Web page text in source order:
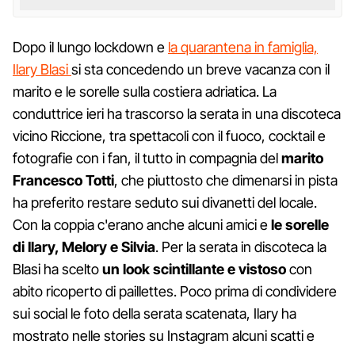
Dopo il lungo lockdown e la quarantena in famiglia,
Ilary Blasisi sta concedendo un breve vacanza con il
marito e le sorelle sulla costiera adriatica. La
conduttrice ieri ha trascorso la serata in una discoteca
vicino Riccione, tra spettacoli con il fuoco, cocktail e
fotografie con i fan, il tutto in compagnia delmarito
Francesco Totti, che piuttosto che dimenarsi in pista
ha preferito restare seduto sui divanetti del locale.
Con la coppia c'erano anche alcuni amici ele sorelle
di Ilary, Melory e Silvia. Per la serata in discoteca la
Blasi ha sceltoun look scintillante e vistosocon
abito ricoperto di paillettes. Poco prima di condividere
sui social le foto della serata scatenata, Ilary ha
mostrato nelle stories su Instagram alcuni scatti e